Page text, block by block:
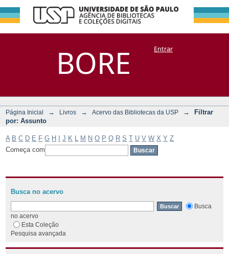
BORE
Filtrar por:
Assunto
DSpace/Manakin + CoriscoEntrar
Página Inicial → Livros → Acervo das Bibliotecas da USP →
Filtrar
por: Assunto
A B C D E F G H J K M N O P Q R S T U V W X Y Z
Começa com
Busca no acervo
Busca
no acervo
Esta Coleção
Pesquisa avançada